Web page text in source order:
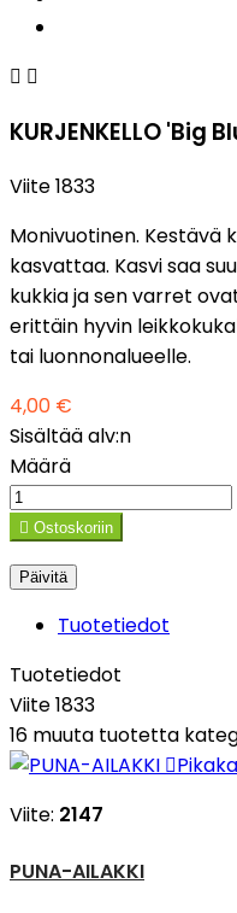
 
KURJENKELLO 'Big
Viite1833
Monivuotinen. Kestävä
kasvattaa. Kasvi saa
kukkia ja sen varret
erittäin hyvin
tai luonnonalueelle.
4,00 €
Sisältää alv:n
Määrä
 Ostoskoriin
Tuotetiedot
Tuotetiedot
Viite1833
16 muuta tuotetta

Viite: 2147
PUNA-AILAKKI